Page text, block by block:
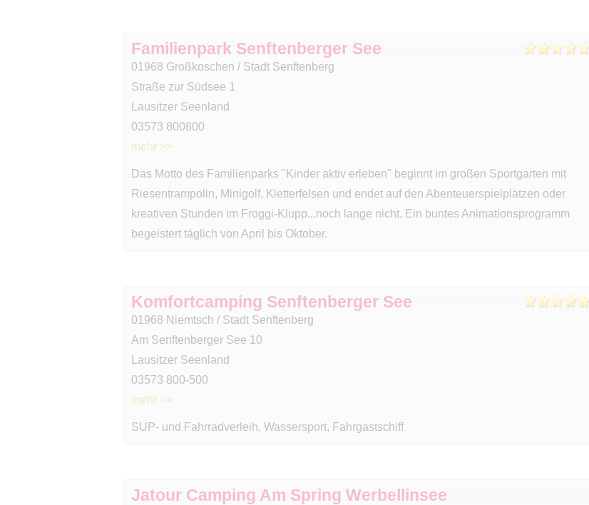
Familienpark Senftenberger See
01968 Großkoschen / Stadt Senftenberg
Straße zur Südsee 1
Lausitzer Seenland
03573 800800
mehr >>
Das Motto des Familienparks "Kinder aktiv erleben" beginnt im großen Sportgarten mit
Riesentrampolin, Minigolf, Kletterfelsen und endet auf den Abenteuerspielplätzen oder
kreativen Stunden im Froggi-Klupp...noch lange nicht. Ein buntes Animationsprogramm
begeistert täglich von April bis Oktober.
Komfortcamping Senftenberger See
01968 Niemtsch / Stadt Senftenberg
Am Senftenberger See 10
Lausitzer Seenland
03573 800-500
mehr >>
SUP- und Fahrradverleih, Wassersport, Fahrgastschiff
Jatour Camping Am Spring Werbellinsee